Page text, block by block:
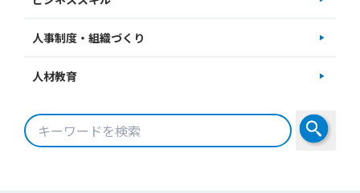
人事制度・組織づくり
人材教育